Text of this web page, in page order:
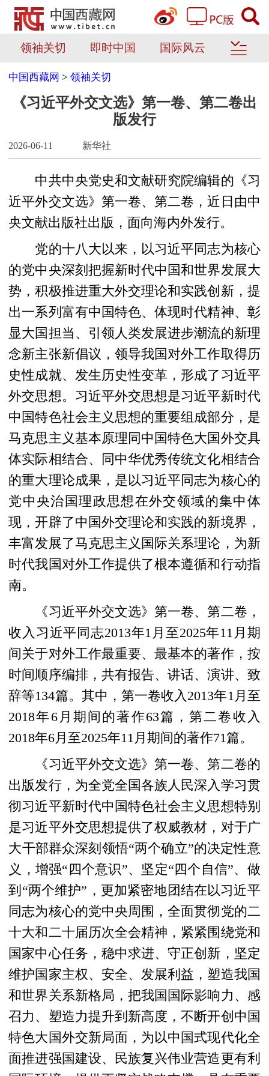
领袖关切 即时中国 国际风云
中国西藏网 >领袖关切
《习近平外交文选》第一卷、第二卷出
版发行
2026-06-11 新华社
中共中央党史和文献研究院编辑的《习
近平外交文选》第一卷、第二卷，近日由中
央文献出版社出版，面向海内外发行。
党的十八大以来，以习近平同志为核心
的党中央深刻把握新时代中国和世界发展大
势，积极推进重大外交理论和实践创新，提
出一系列富有中国特色、体现时代精神、彰
显大国担当、引领人类发展进步潮流的新理
念新主张新倡议，领导我国对外工作取得历
史性成就、发生历史性变革，形成了习近平
外交思想。习近平外交思想是习近平新时代
中国特色社会主义思想的重要组成部分，是
马克思主义基本原理同中国特色大国外交具
体实际相结合、同中华优秀传统文化相结合
的重大理论成果，是以习近平同志为核心的
党中央治国理政思想在外交领域的集中体
现，开辟了中国外交理论和实践的新境界，
丰富发展了马克思主义国际关系理论，为新
时代我国对外工作提供了根本遵循和行动指
南。
《习近平外交文选》第一卷、第二卷，
收入习近平同志2013年1月至2025年11月期
间关于对外工作最重要、最基本的著作，按
时间顺序编排，共有报告、讲话、演讲、致
辞等134篇。其中，第一卷收入2013年1月至
2018年6月期间的著作63篇，第二卷收入
2018年6月至2025年11月期间的著作71篇。
《习近平外交文选》第一卷、第二卷的
出版发行，为全党全国各族人民深入学习贯
彻习近平新时代中国特色社会主义思想特别
是习近平外交思想提供了权威教材，对于广
大干部群众深刻领悟“两个确立”的决定性意
义，增强“四个意识”、坚定“四个自信”、做
到“两个维护”，更加紧密地团结在以习近平
同志为核心的党中央周围，全面贯彻党的二
十大和二十届历次全会精神，紧紧围绕党和
国家中心任务，稳中求进、守正创新，坚定
维护国家主权、安全、发展利益，塑造我国
和世界关系新格局，把我国国际影响力、感
召力、塑造力提升到新高度，不断开创中国
特色大国外交新局面，为以中国式现代化全
面推进强国建设、民族复兴伟业营造更有利